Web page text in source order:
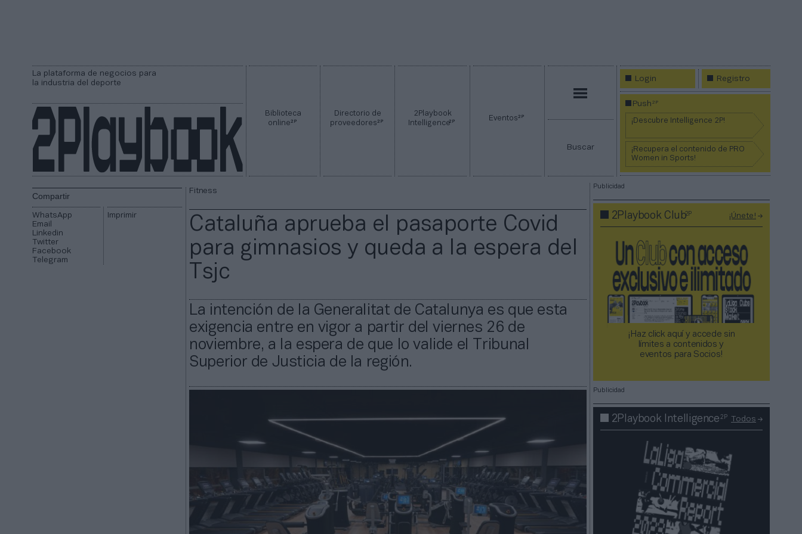
La plataforma de negocios para
la industria del deporte
Biblioteca
online2P
Directorio de
proveedores2P
2Playbook
Intelligence2P Eventos2P
Buscar
Login Registro
Push2P
¡Descubre Intelligence 2P!
¡Recupera el contenido de PRO
Women in Sports!
Compartir
WhatsApp
Email
Linkedin
Twitter
Facebook
Telegram
Imprimir
Fitness
Cataluña aprueba el pasaporte Covid
para gimnasios y queda a la espera del
Tsjc
La intención de la Generalitat de Catalunya es que esta
exigencia entre en vigor a partir del viernes 26 de
noviembre, a la espera de que lo valide el Tribunal
Superior de Justicia de la región.
Publicidad
2Playbook Club2P ¡Únete!
¡Haz click aquí y accede sin
límites a contenidos y
eventos para Socios!​​​​​​​
Publicidad
2Playbook Intelligence2P Todos